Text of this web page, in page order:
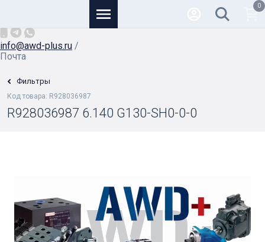
info@awd-plus.ru /
Почта
0
Фильтры
Код товара: R928036987
R928036987 6.140 G130-SH0-0-0